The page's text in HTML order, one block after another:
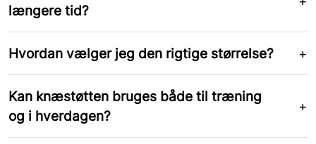
længere tid?
Hvordan vælger jeg den rigtige størrelse?
Kan knæstøtten bruges både til træning
og i hverdagen?